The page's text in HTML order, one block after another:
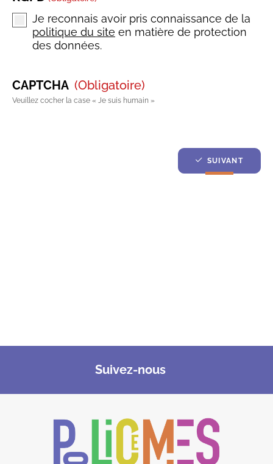
Je reconnais avoir pris connaissance de la
politique du site en matière de protection
des données.
CAPTCHA (obligatoire)
Veuillez cocher la case « Je suis humain »
SUIVANT
Suivez-nous